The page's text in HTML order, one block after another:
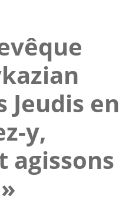
Jeudis en
y,
agissons